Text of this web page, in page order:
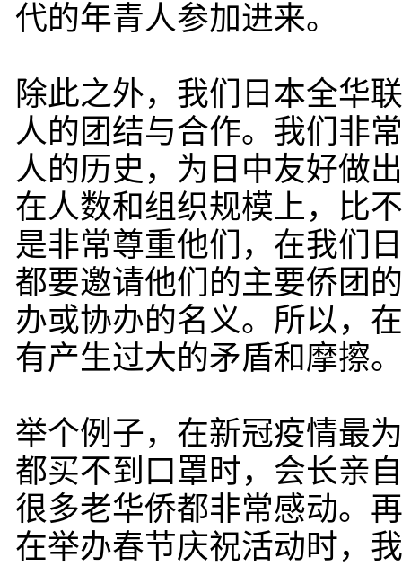
代的年青人参加进来。
除此之外，我们日本全华
人的团结与合作。我们非
人的历史，为日中友好做
在人数和组织规模上，比
是非常尊重他们，在我们
都要邀请他们的主要侨团
办或协办的名义。所以，
有产生过大的矛盾和摩擦。
举个例子，在新冠疫情最
都买不到口罩时，会长亲
很多老华侨都非常感动。
在举办春节庆祝活动时，